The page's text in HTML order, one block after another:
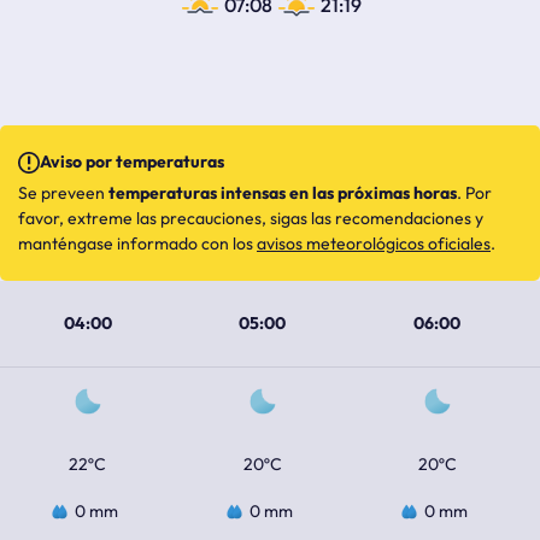
07:08 21:19
04:00 05:00 06:00
22ºC 20ºC 20ºC
0 mm 0 mm 0 mm
Aviso por temperaturas
Se preveen temperaturas intensas en las próximas horas. Por
favor, extreme las precauciones, sigas las recomendaciones y
manténgase informado con losavisos meteorológicos oficiales.